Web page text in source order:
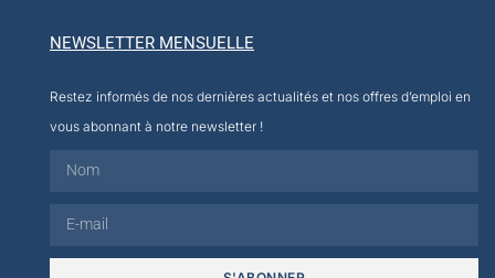
NEWSLETTER MENSUELLE
Restez informés de nos dernières actualités et nos offres d’emploi en
vous abonnant à notre newsletter !